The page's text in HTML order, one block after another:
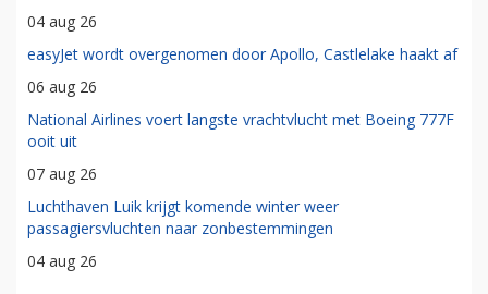
04 aug 26
easyJet wordt overgenomen door Apollo, Castlelake haakt af
06 aug 26
National Airlines voert langste vrachtvlucht met Boeing 777F
ooit uit
07 aug 26
Luchthaven Luik krijgt komende winter weer
passagiersvluchten naar zonbestemmingen
04 aug 26